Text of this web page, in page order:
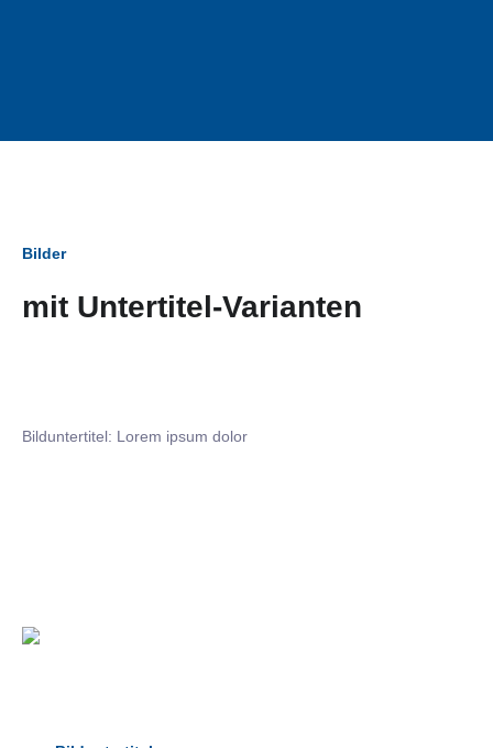
Bilder
mit Untertitel-Varianten
Bilduntertitel: Lorem ipsum dolor